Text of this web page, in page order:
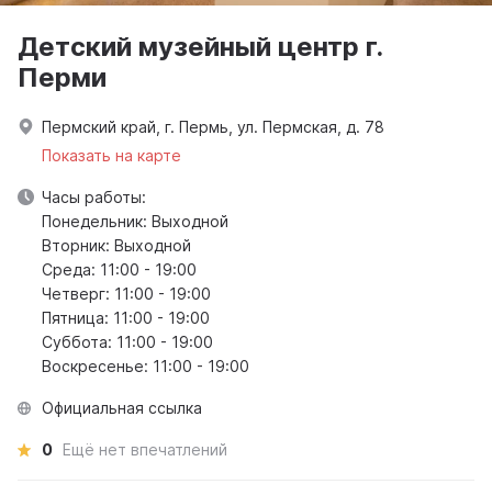
Детский музейный центр г.
Перми
Пермский край, г. Пермь, ул. Пермская, д. 78
Показать на карте
Часы работы:
Понедельник: Выходной
Вторник: Выходной
Среда: 11:00 - 19:00
Четверг: 11:00 - 19:00
Пятница: 11:00 - 19:00
Суббота: 11:00 - 19:00
Воскресенье: 11:00 - 19:00
Официальная ссылка
0 Ещё нет впечатлений